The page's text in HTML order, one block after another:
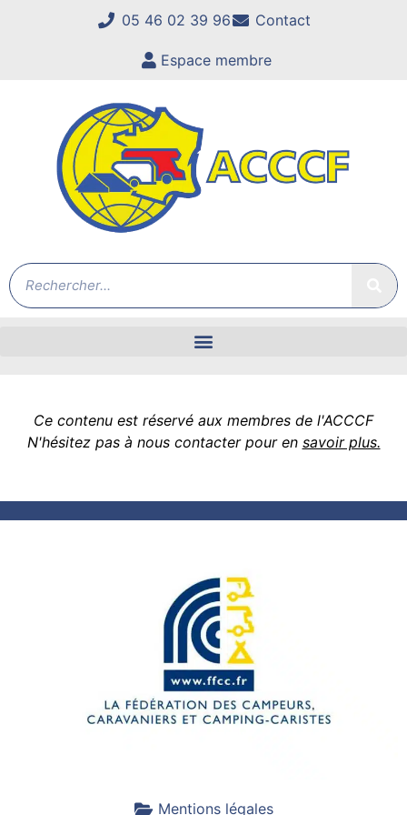
05 46 02 39 96 Contact
Espace membre
Ce contenu est réservé aux membres de l'ACCCF
N'hésitez pas à nous contacter pour en savoir plus.
Mentions légales